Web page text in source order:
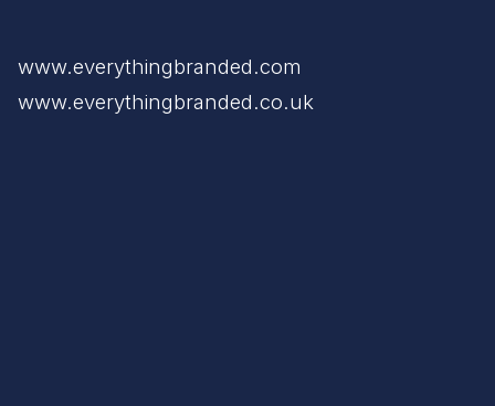
www.everythingbranded.com
www.everythingbranded.co.uk